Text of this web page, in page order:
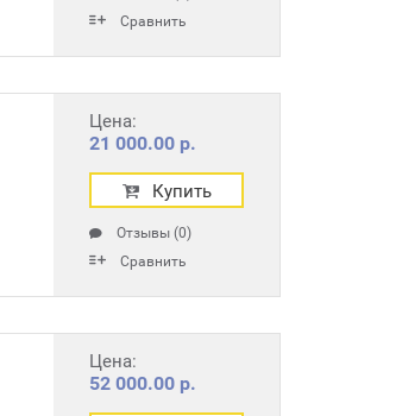
Сравнить
Цена:
21 000.00 р.
Купить
Отзывы (0)
Сравнить
Цена:
52 000.00 р.